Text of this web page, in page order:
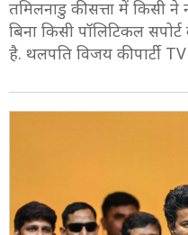
तमिलनाडु की सत्ता में किसी ने
बिना किसी पॉलिटिकल
है. थलपति विजय की पार्टी